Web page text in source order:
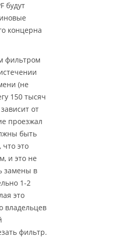
будут
концерна
фильтром
(не
150 тысяч
от
проезжал
быть
это
и это не
замены в
1-2
это
владельцев
фильтр.